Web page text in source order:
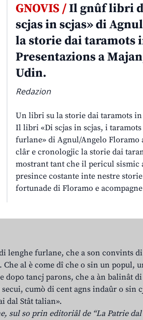
GNOVIS /Il gnûf libri
scjas in scjas» di
la storie dai taramots
Presentazions a
Udin.
Redazion
Un libri su la storie dai taramots
Il libri «Di scjas in scjas, i
furlane» di Agnul/Angelo Floramo
clâr e cronologjic la storie dai
mostrant tant che il pericul sismic
presince costante inte nestre
fortunade di Floramo e
lenghe furlane, che a son convints
al è come dî che o sin un popul,
dopo tancj parons, che a àn balinât
cumò di cent agns indaûr o sin
dal Stât talian».
sul so prin editoriâl de “La Patrie